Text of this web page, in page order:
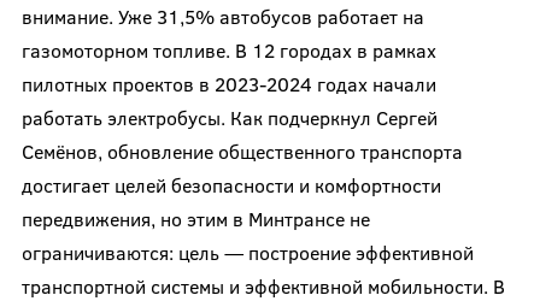
внимание. Уже 31,5% автобусов работает на
газомоторном топливе. В 12 городах в рамках
пилотных проектов в 2023-2024 годах начали
работать электробусы. Как подчеркнул Сергей
Семёнов, обновление общественного транспорта
достигает целей безопасности и комфортности
передвижения, но этим в Минтрансе не
ограничиваются: цель — построение эффективной
транспортной системы и эффективной мобильности. В